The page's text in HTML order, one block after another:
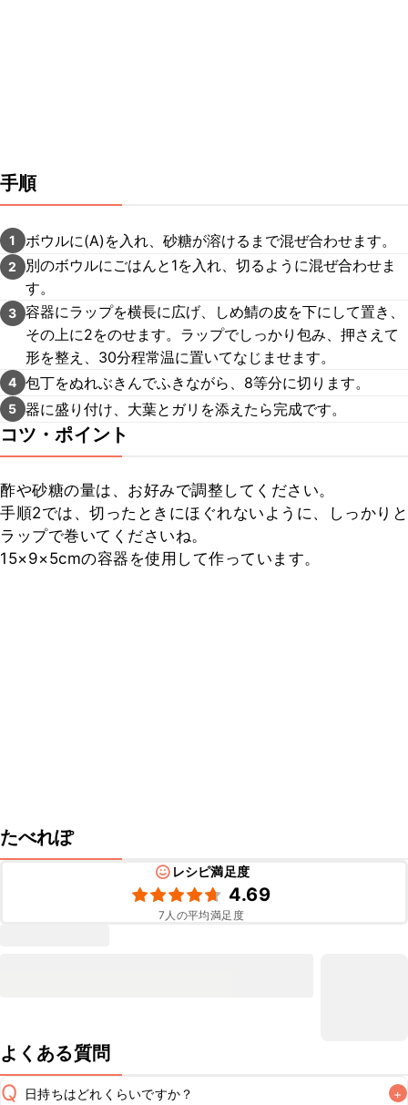
手順
1 ボウルに(A)を入れ、砂糖が溶けるまで混ぜ合わせます。
2
別のボウルにごはんと1を入れ、切るように混ぜ合わせま
す。
3 容器にラップを横長に広げ、しめ鯖の皮を下にして置き、
その上に2をのせます。ラップでしっかり包み、押さえて
形を整え、30分程常温に置いてなじませます。
4 包丁をぬれぶきんでふきながら、8等分に切ります。
5 器に盛り付け、大葉とガリを添えたら完成です。
コツ・ポイント
酢や砂糖の量は、お好みで調整してください。
手順2では、切ったときにほぐれないように、しっかりと
ラップで巻いてくださいね。
15×9×5cmの容器を使用して作っています。
たべれぽ
レシピ満足度
4.69
7 人の平均満足度
よくある質問
Q 日持ちはどれくらいですか？ +